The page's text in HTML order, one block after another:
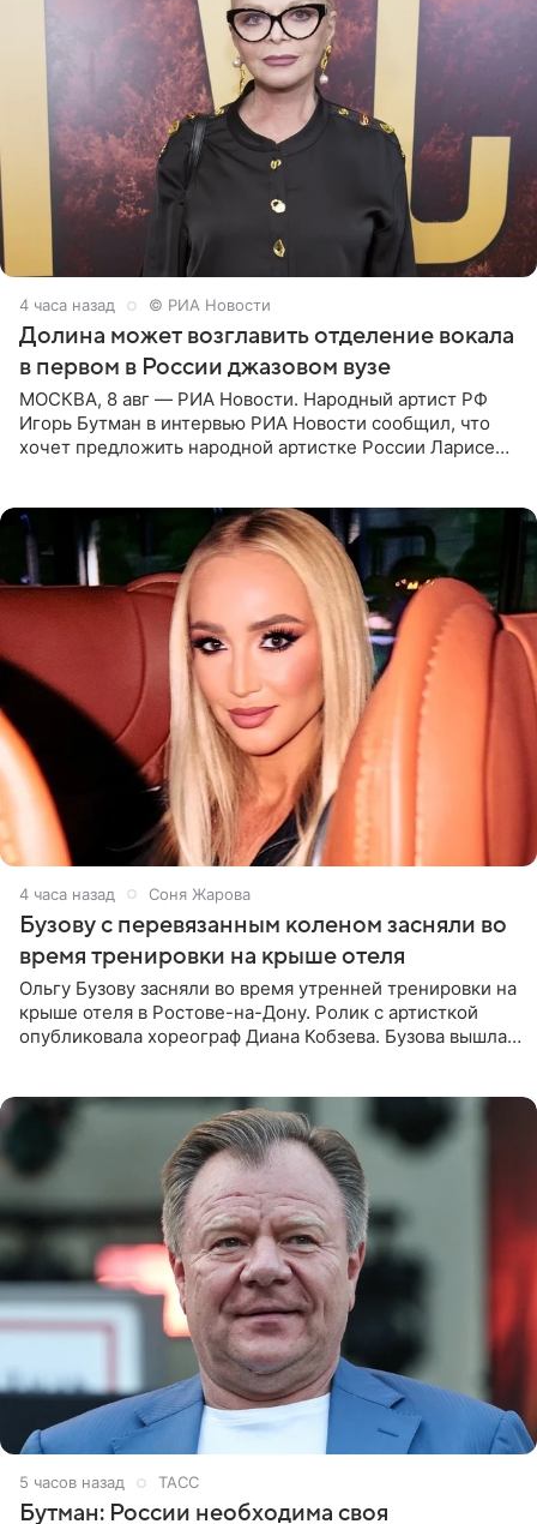
4 часа назад © РИА Новости
Долина может возглавить отделение вокала
в первом в России джазовом вузе
МОСКВА, 8 авг — РИА Новости. Народный артист РФ
Игорь Бутман в интервью РИА Новости сообщил, что
хочет предложить народной артистке России Ларисе
4 часа назад Соня Жарова
Бузову с перевязанным коленом засняли во
время тренировки на крыше отеля
Ольгу Бузову засняли во время утренней тренировки на
крыше отеля в Ростове-на-Дону. Ролик с артисткой
опубликовала хореограф Диана Кобзева. Бузова вышла
5 часов назад ТАСС
Бутман: России необходима своя